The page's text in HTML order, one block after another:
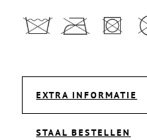
EXTRA INFORMATIE
STAAL BESTELLEN